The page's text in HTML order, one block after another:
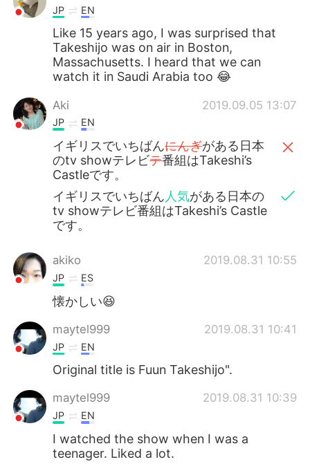
JP EN
Like 15 years ago, I was surprised that
Takeshijo was on air in Boston,
Massachusetts. I heard that we can
watch it in Saudi Arabia too 😂
Aki 2019.09.05 13:07
JP EN
イギリスでいちばんにんぎがある日本
のtv showテレビテ番組はTakeshi’s
Castleです。
イギリスでいちばん 人気がある日本の
tv showテレビ番組はTakeshi’s Castle
です。
akiko 2019.08.31 10:55
JP ES
懐かしい😆
maytel999 2019.08.31 10:41
JP EN
Original title is Fuun Takeshijo".
maytel999 2019.08.31 10:39
JP EN
I watched the show when I was a
teenager. Liked a lot.